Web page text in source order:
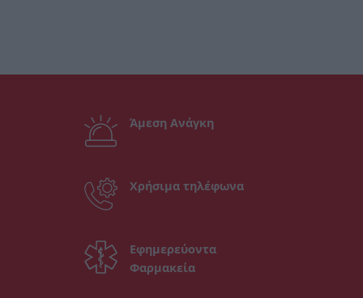
Άμεση Ανάγκη
Χρήσιμα τηλέφωνα
Εφημερεύοντα
Φαρμακεία